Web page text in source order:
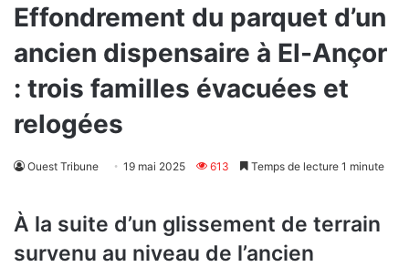
Effondrement du parquet d’un
ancien dispensaire à El-Ançor
: trois familles évacuées et
relogées
Ouest Tribune 19 mai 2025 613 Temps de lecture 1 minute
À la suite d’un glissement de terrain
survenu au niveau de l’ancien